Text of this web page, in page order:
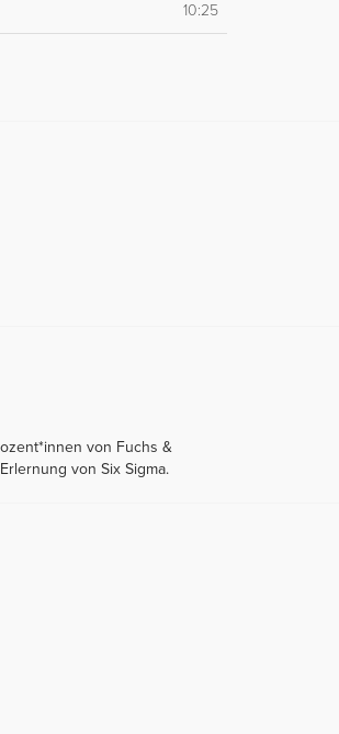
10:25
von Fuchs &
von Six Sigma.